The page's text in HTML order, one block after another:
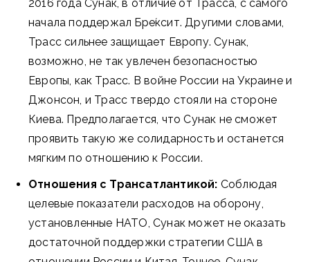
2016 года Сунак, в отличие от Трасса, с самого
начала поддержал Бре́ксит. Другими словами,
Трасс сильнее защищает Европу. Сунак,
возможно, не так увлечен безопасностью
Европы, как Трасс. В войне России на Украине и
Джонсон, и Трасс твердо стояли на стороне
Киева. Предполагается, что Сунак не сможет
проявить такую же солидарность и останется
мягким по отношению к России.
Отношения с Трансатлантикой: Соблюдая
целевые показатели расходов на оборону,
установленные НАТО, Сунак может не оказать
достаточной поддержки стратегии США в